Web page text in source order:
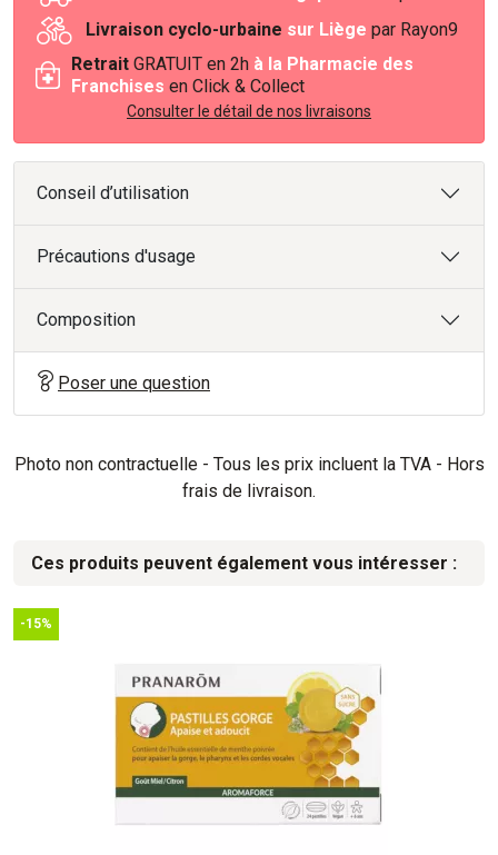
Livraison cyclo-urbaine sur Liège par Rayon9
Retrait GRATUIT en 2h à la Pharmacie des
Franchises en Click & Collect
Consulter le détail de nos livraisons
Conseil d’utilisation
Précautions d'usage
Composition
Poser une question
Photo non contractuelle - Tous les prix incluent la TVA - Hors
frais de livraison.
Ces produits peuvent également vous intéresser :
-15%